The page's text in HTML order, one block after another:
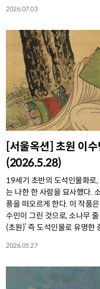
2026.07.03
[서울옥션] 초원 이
(2026.5.28)
19세기 초반의 도석인물화로
는 나한 한 사람을 묘사했다.
풍을 떠오르게 한다. 이 작품
수민이 그린 것으로, 소나무
(초원)’ 즉 도석인물로 유명한
2026.05.27